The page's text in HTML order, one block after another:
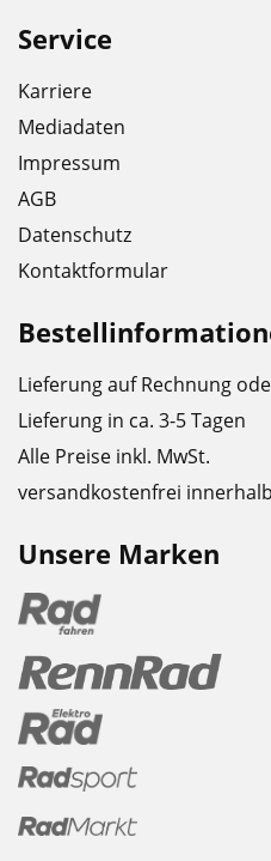
Service
Karriere
Mediadaten
Impressum
AGB
Datenschutz
Kontaktformular
Lieferung auf Rechnung
Lieferung in ca. 3-5 Tagen
Alle Preise inkl. MwSt.
versandkostenfrei
Unsere Marken